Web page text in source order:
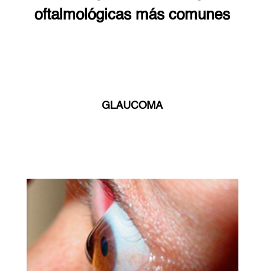
oftalmológicas más comunes
GLAUCOMA